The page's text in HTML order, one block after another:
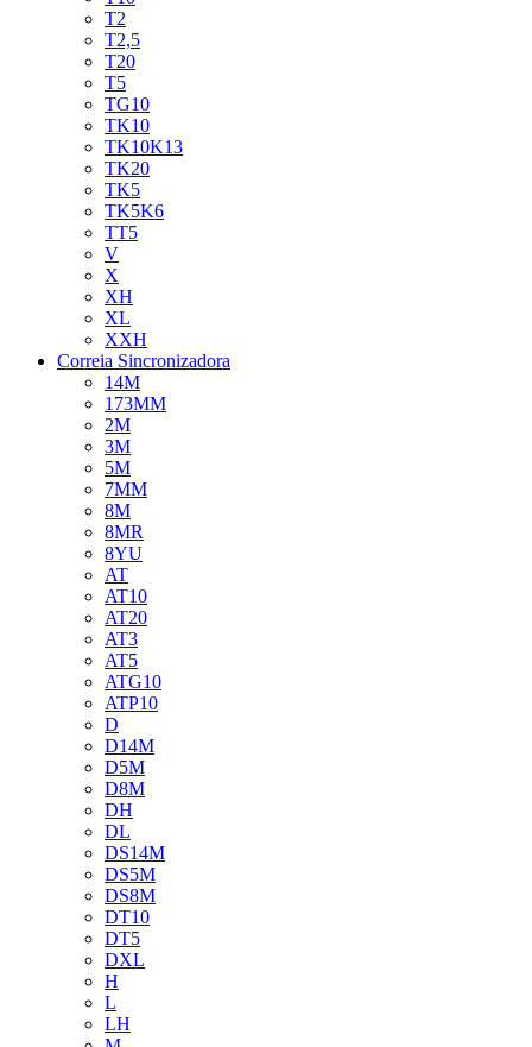
T2
T2,5
T20
T5
TG10
TK10
TK10K13
TK20
TK5
TK5K6
TT5
V
X
XH
XL
XXH
Correia Sincronizadora
14M
173MM
2M
3M
5M
7MM
8M
8MR
8YU
AT
AT10
AT20
AT3
AT5
ATG10
ATP10
D
D14M
D5M
D8M
DH
DL
DS14M
DS5M
DS8M
DT10
DT5
DXL
H
L
LH